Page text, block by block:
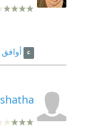
أوافق
shatha